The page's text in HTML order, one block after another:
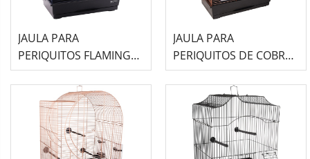
JAULA PARA
PERIQUITOS FLAMINGO
(51x30x60) - NUMFOR 1
AZUL METÁLICO
JAULA PARA
PERIQUITOS DE COBRE
FLAMINGO
(45x28x61,5cm) - DARA